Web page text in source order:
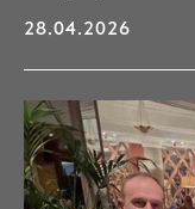
28.04.2026